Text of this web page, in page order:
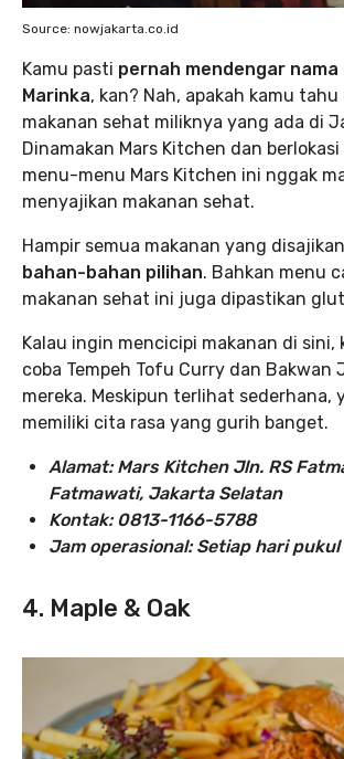
Source: nowjakarta.co.id
Kamu pasti pernah mendengar
Marinka, kan? Nah, apakah kamu
makanan sehat miliknya yang ada di
Dinamakan Mars Kitchen dan
menu-menu Mars Kitchen ini nggak
menyajikan makanan sehat.
Hampir semua makanan yang disajikan
bahan-bahan pilihan. Bahkan menu
makanan sehat ini juga dipastikan
Kalau ingin mencicipi makanan di sini,
coba Tempeh Tofu Curry dan Bakwan
mereka. Meskipun terlihat sederhana,
memiliki cita rasa yang gurih banget.
Alamat: Mars Kitchen Jln. RS
Fatmawati, Jakarta Selatan
Kontak: 0813-1166-5788
Jam operasional: Setiap hari
4. Maple & Oak